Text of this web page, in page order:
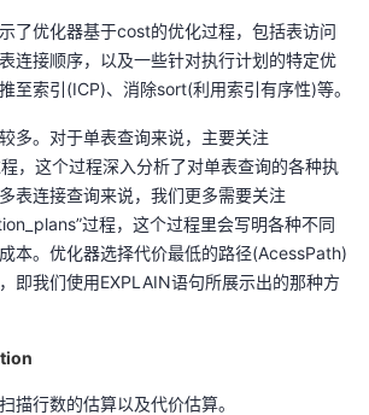
了优化器基于cost的优化过程，包括表访问
连接顺序，以及一些针对执行计划的特定优
至索引(ICP)、消除sort(利用索引有序性)等。
多。对于单表查询来说，主要关注
，这个过程深入分析了对单表查询的各种执
表连接查询来说，我们更多需要关注
过程，这个过程里会写明各种不同
本。优化器选择代价最低的路径(AcessPath)
即我们使用EXPLAIN语句所展示出的那种方
描行数的估算以及代价估算。